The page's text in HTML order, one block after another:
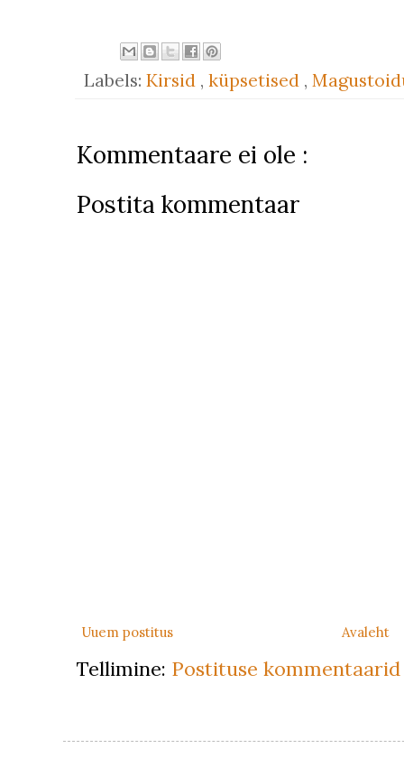
Labels: Kirsid , küpsetised ,
Kommentaare ei ole :
Postita kommentaar
Uuem postitus Avaleht
Tellimine: Postituse